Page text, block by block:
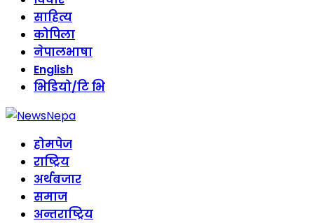
साहित्य
कोपिला
नेपालभाषा
English
भिडियो/टि भि
होमपेज
राष्ट्रिय
अर्थबजार
समाज
अन्तराष्ट्रिय